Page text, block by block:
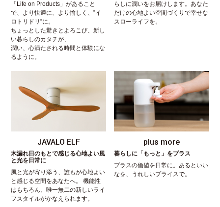
「Life on Products」があること
で、より快適に、より愉しく、”イ
ロトリドリ”に。
ちょっとした驚きとよろこび、新し
い暮らしのカタチが、
潤い、心満たされる時間と体験にな
るように。
らしに潤いをお届けします。あなた
だけの心地よい空間づくりで幸せな
スローライフを。
JAVALO ELF
木漏れ日のもとで感じる心地よい風
と光を日常に
風と光が寄り添う、誰もが心地よい
と感じる空間をあなたへ。 機能性
はもちろん、唯一無二の新しいライ
フスタイルがかなえられます。
plus more
暮らしに「もっと」をプラス
プラスの価値を日常に。あるといい
なを、うれしいプライスで。